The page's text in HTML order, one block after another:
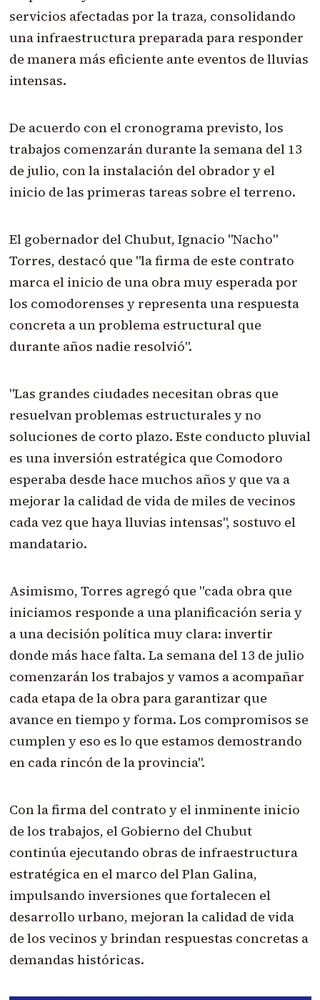
servicios afectadas por la traza, consolidando
una infraestructura preparada para responder
de manera más eficiente ante eventos de lluvias
intensas.
De acuerdo con el cronograma previsto, los
trabajos comenzarán durante la semana del 13
de julio, con la instalación del obrador y el
inicio de las primeras tareas sobre el terreno.
El gobernador del Chubut, Ignacio "Nacho"
Torres, destacó que "la firma de este contrato
marca el inicio de una obra muy esperada por
los comodorenses y representa una respuesta
concreta a un problema estructural que
durante años nadie resolvió".
"Las grandes ciudades necesitan obras que
resuelvan problemas estructurales y no
soluciones de corto plazo. Este conducto pluvial
es una inversión estratégica que Comodoro
esperaba desde hace muchos años y que va a
mejorar la calidad de vida de miles de vecinos
cada vez que haya lluvias intensas", sostuvo el
mandatario.
Asimismo, Torres agregó que "cada obra que
iniciamos responde a una planificación seria y
a una decisión política muy clara: invertir
donde más hace falta. La semana del 13 de julio
comenzarán los trabajos y vamos a acompañar
cada etapa de la obra para garantizar que
avance en tiempo y forma. Los compromisos se
cumplen y eso es lo que estamos demostrando
en cada rincón de la provincia".
Con la firma del contrato y el inminente inicio
de los trabajos, el Gobierno del Chubut
continúa ejecutando obras de infraestructura
estratégica en el marco del Plan Galina,
impulsando inversiones que fortalecen el
desarrollo urbano, mejoran la calidad de vida
de los vecinos y brindan respuestas concretas a
demandas históricas.